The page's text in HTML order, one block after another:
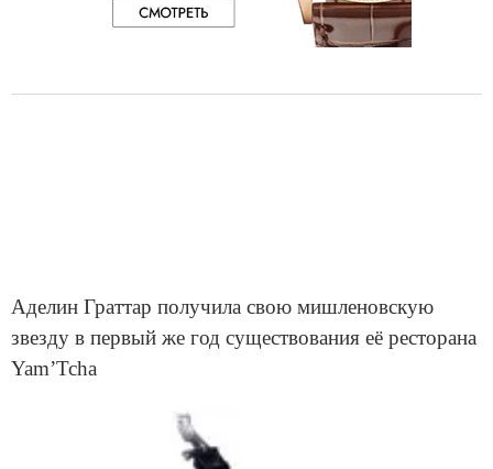
Аделин Граттар получила свою мишленовскую
звезду в первый же год существования её ресторана
Yam’Tcha